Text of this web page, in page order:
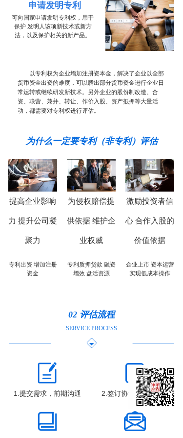
以专利权为企业增加注册资本金，解决了企业以全部
货币资金出资的难度，可以腾出部分货币资金进行企业日
常运转或继续研发新技术。另外企业的股份制改造、合
资、联营、兼并、转让、作价入股、资产抵押等大量活
动，都需要对专利权进行评估。
申请发明专利
可向国家申请发明专利权，用于
保护 发明人该项新技术或新方
法，以及保护相关的新产品。
为什么一定要专利（非专利）评估
提高企业影响
力 提升公司凝
聚力
专利出资 增加注册
资金
为侵权赔偿提
供依据 维护企
业权威
专利质押贷款 融资
增效 盘活资源
激励投资者信
心 合作入股的
价值依据
企业上市 资本运营
实现低成本操作
02 评估流程
SERVICE PROCESS
1.提交需求，前期沟通 2.签订协议，受理评估